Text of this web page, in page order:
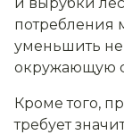
потребления
уменьшить
окружающую
Кроме того,
требует